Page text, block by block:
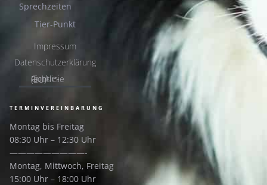
Sprechzeiten
Tier-Punkt
Impressum
Datenschutzerklärung
Cookie-Richtlinie (EU)
TERMINVEREINBARUNG
Montag bis Freitag
08:30 Uhr – 12:30 Uhr
—————————-
Montag, Mittwoch, Freitag
15:00 Uhr – 18:00 Uhr